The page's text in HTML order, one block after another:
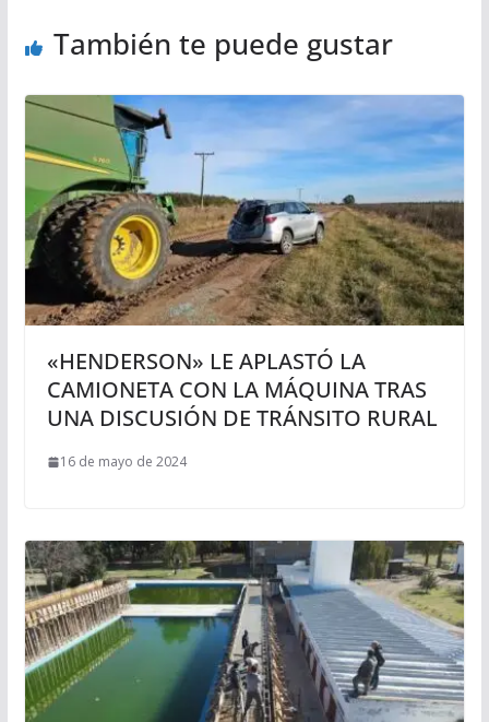
También te puede gustar
«HENDERSON» LE APLASTÓ LA
CAMIONETA CON LA MÁQUINA TRAS
UNA DISCUSIÓN DE TRÁNSITO RURAL
16 de mayo de 2024